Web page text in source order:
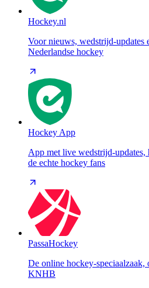
Hockey.nl
Voor nieuws, wedstrijd-updates
Nederlandse hockey
Hockey App
App met live wedstrijd-
de echte hockey fans
PassaHockey
De online hockey-
KNHB